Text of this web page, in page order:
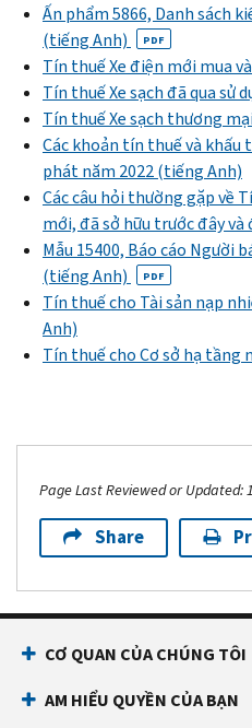
Ấn phẩm 5866, Danh sách
(tiếng Anh)
PDF
Tín thuế Xe điện mới mua
Tín thuế Xe sạch đã qua sử
Tín thuế Xe sạch thương
Các khoản tín thuế và
phát năm 2022 (tiếng Anh)
Các câu hỏi thường gặp về
mới, đã sở hữu trước đây
Mẫu 15400, Báo cáo Người
(tiếng Anh)
PDF
Tín thuế cho Tài sản nạp
Anh)
Tín thuế cho Cơ sở hạ tầng
Page Last Reviewed or Updated:
Share
CƠ QUAN CỦA CHÚNG TÔI
AM HIỂU QUYỀN CỦA BẠN